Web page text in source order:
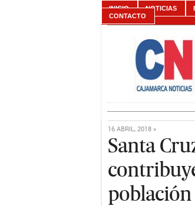
INICIO NOTICIAS
CONTACTO
16 ABRIL, 2018 »
Santa
población